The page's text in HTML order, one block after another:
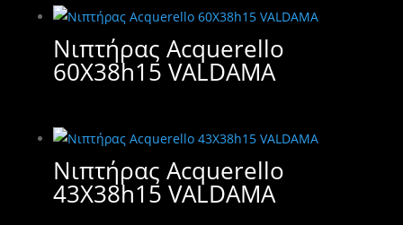
Νιπτήρας Acquerello
60X38h15 VALDAMA
Νιπτήρας Acquerello
43X38h15 VALDAMA